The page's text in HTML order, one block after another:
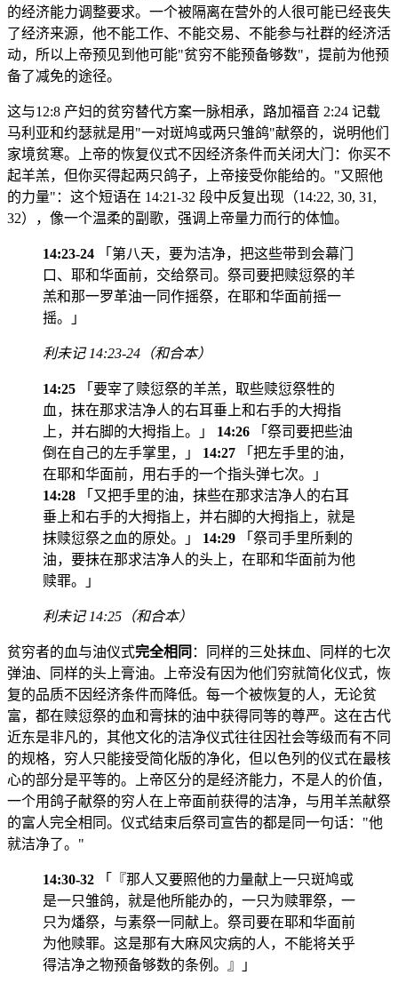
的经济能力调整要求。一个被隔离在营外的人很可能已经丧失
了经济来源，他不能工作、不能交易、不能参与社群的经济活
动，所以上帝预见到他可能"贫穷不能预备够数"，提前为他预
备了减免的途径。
这与12:8 产妇的贫穷替代方案一脉相承，路加福音 2:24 记载
马利亚和约瑟就是用"一对斑鸠或两只雏鸽"献祭的，说明他们
家境贫寒。上帝的恢复仪式不因经济条件而关闭大门：你买不
起羊羔，但你买得起两只鸽子，上帝接受你能给的。"又照他
的力量"：这个短语在 14:21-32 段中反复出现（14:22, 30, 31,
32），像一个温柔的副歌，强调上帝量力而行的体恤。
14:23-24 「第八天，要为洁净，把这些带到会幕门
口、耶和华面前，交给祭司。祭司要把赎愆祭的羊
羔和那一罗革油一同作摇祭，在耶和华面前摇一
摇。」
利未记 14:23-24（和合本）
14:25 「要宰了赎愆祭的羊羔，取些赎愆祭牲的
血，抹在那求洁净人的右耳垂上和右手的大拇指
上，并右脚的大拇指上。」 14:26 「祭司要把些油
倒在自己的左手掌里，」 14:27 「把左手里的油，
在耶和华面前，用右手的一个指头弹七次。」
14:28 「又把手里的油，抹些在那求洁净人的右耳
垂上和右手的大拇指上，并右脚的大拇指上，就是
抹赎愆祭之血的原处。」 14:29 「祭司手里所剩的
油，要抹在那求洁净人的头上，在耶和华面前为他
赎罪。」
利未记 14:25（和合本）
贫穷者的血与油仪式完全相同 ：同样的三处抹血、同样的七次
弹油、同样的头上膏油。上帝没有因为他们穷就简化仪式，恢
复的品质不因经济条件而降低。每一个被恢复的人，无论贫
富，都在赎愆祭的血和膏抹的油中获得同等的尊严。这在古代
近东是非凡的，其他文化的洁净仪式往往因社会等级而有不同
的规格，穷人只能接受简化版的净化，但以色列的仪式在最核
心的部分是平等的。上帝区分的是经济能力，不是人的价值，
一个用鸽子献祭的穷人在上帝面前获得的洁净，与用羊羔献祭
的富人完全相同。仪式结束后祭司宣告的都是同一句话："他
就洁净了。"
14:30-32 「『那人又要照他的力量献上一只斑鸠或
是一只雏鸽，就是他所能办的，一只为赎罪祭，一
只为燔祭，与素祭一同献上。祭司要在耶和华面前
为他赎罪。这是那有大麻风灾病的人，不能将关乎
得洁净之物预备够数的条例。』」